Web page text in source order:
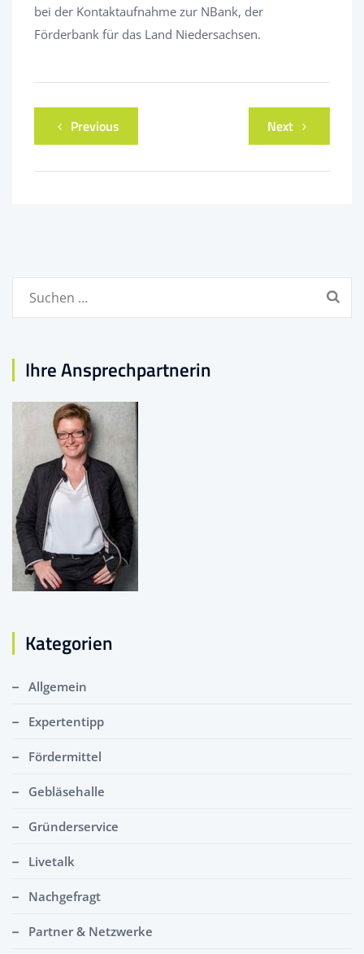
bei der Kontaktaufnahme zur NBank, der
Förderbank für das Land Niedersachsen.
Previous Next
Ihre Ansprechpartnerin
Kategorien
Allgemein
Expertentipp
Fördermittel
Gebläsehalle
Gründerservice
Livetalk
Nachgefragt
Partner & Netzwerke